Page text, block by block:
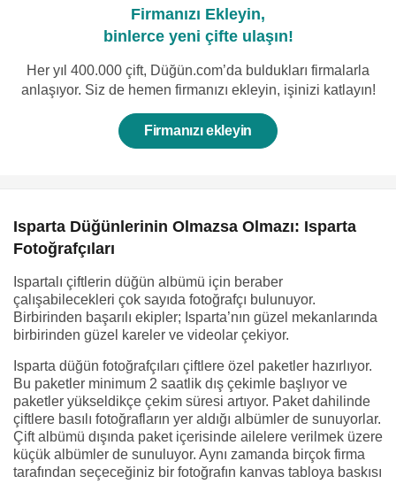
Firmanızı Ekleyin,
binlerce yeni çifte ulaşın!
Her yıl 400.000 çift, Düğün.com’da buldukları firmalarla
anlaşıyor. Siz de hemen firmanızı ekleyin, işinizi katlayın!
Firmanızı ekleyin
Isparta Düğünlerinin Olmazsa Olmazı: Isparta
Fotoğrafçıları
Ispartalı çiftlerin düğün albümü için beraber
çalışabilecekleri çok sayıda fotoğrafçı bulunuyor.
Birbirinden başarılı ekipler; Isparta’nın güzel mekanlarında
birbirinden güzel kareler ve videolar çekiyor.
Isparta düğün fotoğrafçıları çiftlere özel paketler hazırlıyor.
Bu paketler minimum 2 saatlik dış çekimle başlıyor ve
paketler yükseldikçe çekim süresi artıyor. Paket dahilinde
çiftlere basılı fotoğrafların yer aldığı albümler de sunuyorlar.
Çift albümü dışında paket içerisinde ailelere verilmek üzere
küçük albümler de sunuluyor. Aynı zamanda birçok firma
tarafından seçeceğiniz bir fotoğrafın kanvas tabloya baskısı